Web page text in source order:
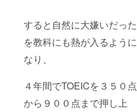
すると自然に大嫌いだった
を教科にも熱が入るように
なり、
４年間でTOEICを３５０点
から９００点まで押し上